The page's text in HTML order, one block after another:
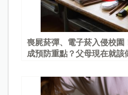
喪屍菸彈、電子菸入侵校園
成預防重點？父母現在就該